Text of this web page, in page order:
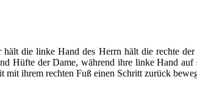
die linke Hand des Herrn hält die rechte
Hüfte der Dame, während ihre linke Hand auf
mit ihrem rechten Fuß einen Schritt zurück